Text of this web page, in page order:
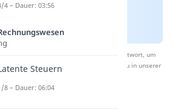
Nach Beantwortung speichern wir deine Antwort, um
zu verbessern. Mehr dazu erfährst du in unserer
4 – Dauer: 03:56
Steuern
8 – Dauer: 06:04